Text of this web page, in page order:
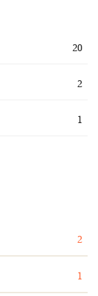
20
2
1
2
1